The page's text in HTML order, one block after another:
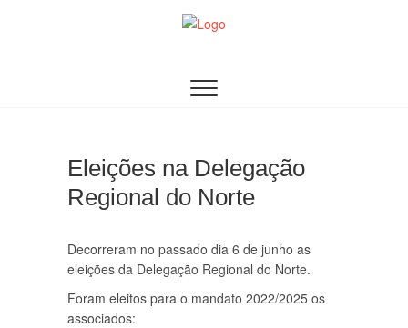
Eleições na Delegação
Regional do Norte
Decorreram no passado dia 6 de junho as
eleições da Delegação Regional do Norte.
Foram eleitos para o mandato 2022/2025 os
associados: